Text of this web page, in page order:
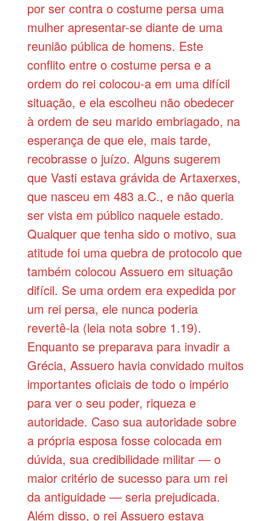
por ser contra o costume persa uma
mulher apresentar-se diante de uma
reunião pública de homens. Este
conflito entre o costume persa e a
ordem do rei colocou-a em uma difícil
situação, e ela escolheu não obedecer
à ordem de seu marido embriagado, na
esperança de que ele, mais tarde,
recobrasse o juízo. Alguns sugerem
que Vasti estava grávida de Artaxerxes,
que nasceu em 483 a.C., e não queria
ser vista em público naquele estado.
Qualquer que tenha sido o motivo, sua
atitude foi uma quebra de protocolo que
também colocou Assuero em situação
difícil. Se uma ordem era expedida por
um rei persa, ele nunca poderia
revertê-la (leia nota sobre 1.19).
Enquanto se preparava para invadir a
Grécia, Assuero havia convidado muitos
importantes oficiais de todo o império
para ver o seu poder, riqueza e
autoridade. Caso sua autoridade sobre
a própria esposa fosse colocada em
dúvida, sua credibilidade militar — o
maior critério de sucesso para um rei
da antiguidade — seria prejudicada.
Além disso, o rei Assuero estava